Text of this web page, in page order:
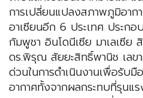
การเปลี่ยนแปลงสภาพภูมิอาก
อาเซียนอีก 6 ประเทศ ประกอ
กัมพูชา อินโดนีเซีย มาเลเซีย
ดร.พิรุณ สัยยะสิทธิ์พานิช เลข
ด่วนในการดำเนินงานเพื่อรับ
อากาศทั้งจากผลกระทบที่รุน